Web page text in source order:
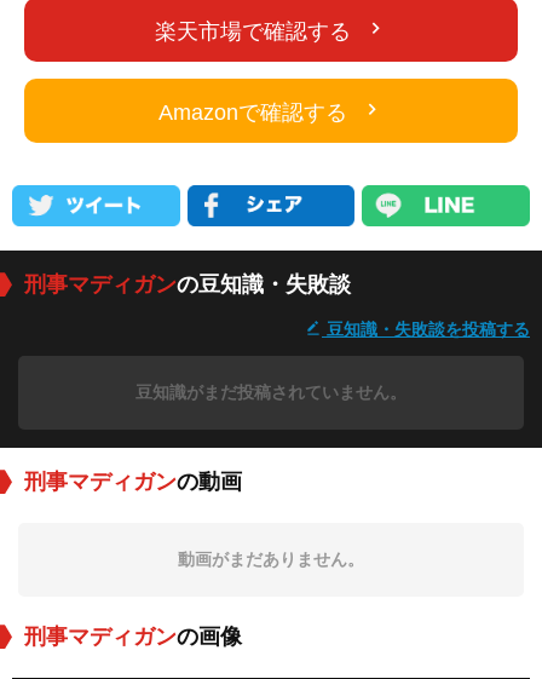
楽天市場で確認する
Amazonで確認する
刑事マディガンの豆知識・失敗談
豆知識・失敗談を投稿する
豆知識がまだ投稿されていません。
刑事マディガンの動画
動画がまだありません。
刑事マディガンの画像